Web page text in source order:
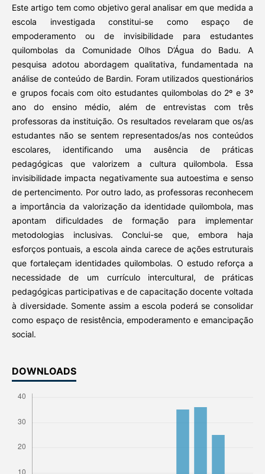
Este artigo tem como objetivo geral analisar em que medida a
escola investigada constitui-se como espaço de
empoderamento ou de invisibilidade para estudantes
quilombolas da Comunidade Olhos D’Água do Badu. A
pesquisa adotou abordagem qualitativa, fundamentada na
análise de conteúdo de Bardin. Foram utilizados questionários
e grupos focais com oito estudantes quilombolas do 2º e 3º
ano do ensino médio, além de entrevistas com três
professoras da instituição. Os resultados revelaram que os/as
estudantes não se sentem representados/as nos conteúdos
escolares, identificando uma ausência de práticas
pedagógicas que valorizem a cultura quilombola. Essa
invisibilidade impacta negativamente sua autoestima e senso
de pertencimento. Por outro lado, as professoras reconhecem
a importância da valorização da identidade quilombola, mas
apontam dificuldades de formação para implementar
metodologias inclusivas. Conclui-se que, embora haja
esforços pontuais, a escola ainda carece de ações estruturais
que fortaleçam identidades quilombolas. O estudo reforça a
necessidade de um currículo intercultural, de práticas
pedagógicas participativas e de capacitação docente voltada
à diversidade. Somente assim a escola poderá se consolidar
como espaço de resistência, empoderamento e emancipação
social.
DOWNLOADS